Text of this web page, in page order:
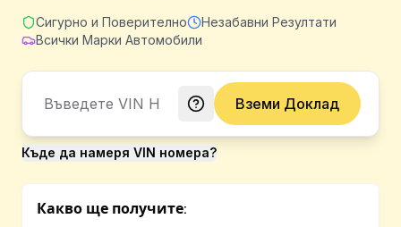
Сигурно и Поверително
Незабавни Резултати
Всички Марки Автомобили
Вземи Доклад
Къде да намеря VIN номера?
Какво ще получите: